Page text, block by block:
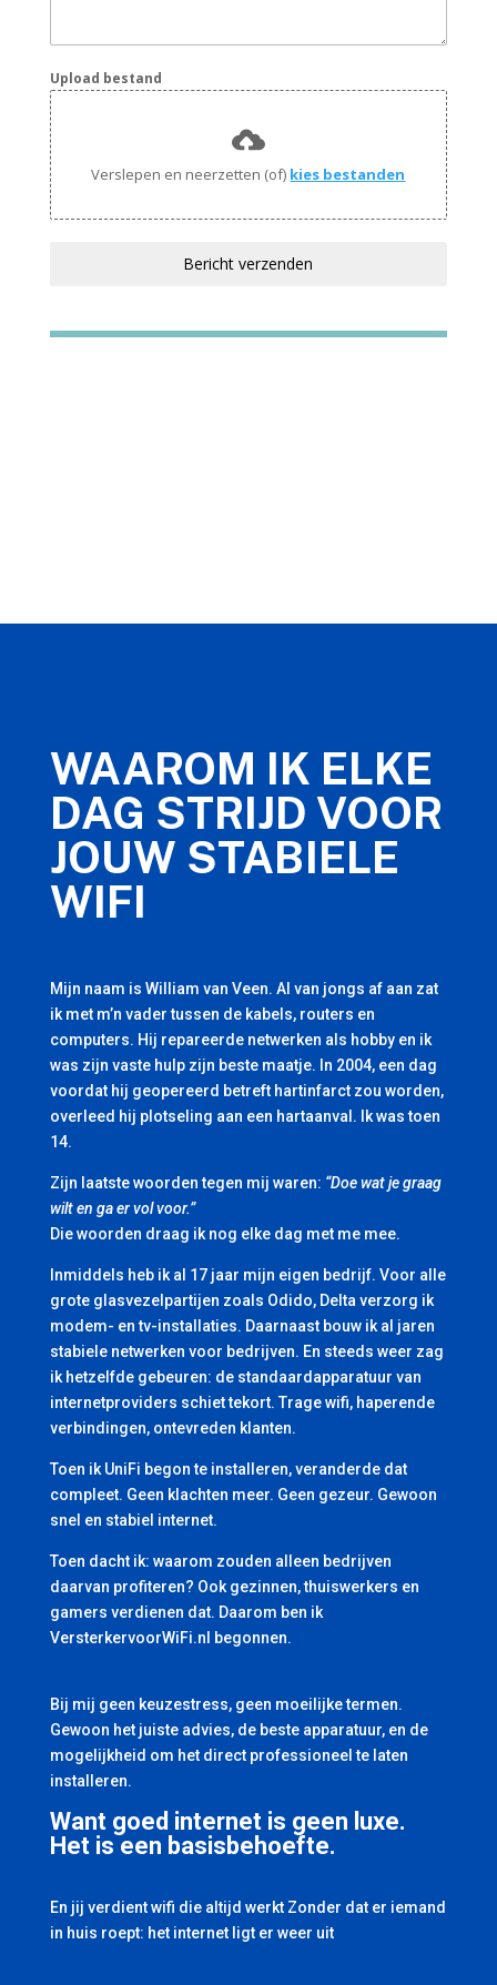
Upload bestand
Verslepen en neerzetten (of) kies bestanden
Bericht verzenden
WAAROM IK ELKE
DAG STRIJD VOOR
JOUW STABIELE
WIFI
Mijn naam is William van Veen. Al van jongs af aan zat
ik met m’n vader tussen de kabels, routers en
computers. Hij repareerde netwerken als hobby en ik
was zijn vaste hulp zijn beste maatje. In 2004, een dag
voordat hij geopereerd betreft hartinfarct zou worden,
overleed hij plotseling aan een hartaanval. Ik was toen
14.
Zijn laatste woorden tegen mij waren: “Doe wat je graag
wilt en ga er vol voor.”
Die woorden draag ik nog elke dag met me mee.
Inmiddels heb ik al 17 jaar mijn eigen bedrijf. Voor alle
grote glasvezelpartijen zoals Odido, Delta verzorg ik
modem- en tv-installaties. Daarnaast bouw ik al jaren
stabiele netwerken voor bedrijven. En steeds weer zag
ik hetzelfde gebeuren: de standaardapparatuur van
internetproviders schiet tekort. Trage wifi, haperende
verbindingen, ontevreden klanten.
Toen ik UniFi begon te installeren, veranderde dat
compleet. Geen klachten meer. Geen gezeur. Gewoon
snel en stabiel internet.
Toen dacht ik: waarom zouden alleen bedrijven
daarvan profiteren? Ook gezinnen, thuiswerkers en
gamers verdienen dat. Daarom ben ik
VersterkervoorWiFi.nl begonnen.
Bij mij geen keuzestress, geen moeilijke termen.
Gewoon het juiste advies, de beste apparatuur, en de
mogelijkheid om het direct professioneel te laten
installeren.
Want goed internet is geen luxe.
Het is een basisbehoefte.
En jij verdient wifi die altijd werkt Zonder dat er iemand
in huis roept: het internet ligt er weer uit